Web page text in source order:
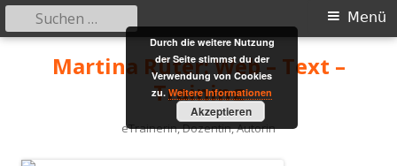
Martina Rüter: Web – Text –
Training
eTrainerin, Dozentin, Autorin
Primäres
Menü
Menü
Suchen
nach:
Durch die weitere Nutzung
der Seite stimmst du der
Verwendung von Cookies
zu. Weitere Informationen
Akzeptieren